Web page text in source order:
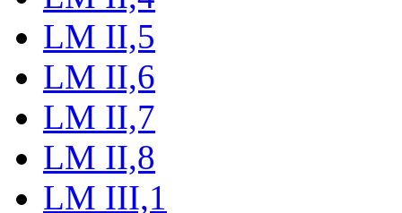
LM II,5
LM II,6
LM II,7
LM II,8
LM III,1